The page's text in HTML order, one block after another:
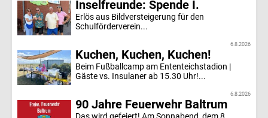
Inselfreunde: Spende I.
Erlös aus Bildversteigerung für den
Schulförderverein...
6.8.2026
Kuchen, Kuchen, Kuchen!
Beim Fußballcamp am Ententeichstadion |
Gäste vs. Insulaner ab 15.30 Uhr!...
6.8.2026
90 Jahre Feuerwehr Baltrum
Das wird gefeiert! Am Sonnabend, dem 8.